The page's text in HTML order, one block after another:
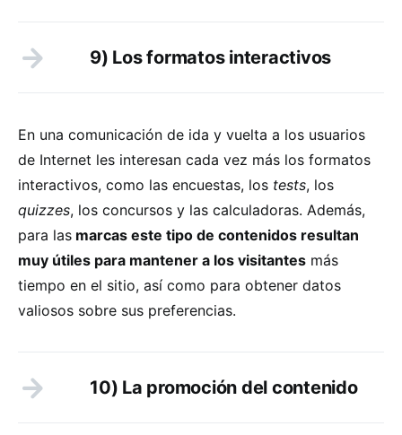
9) Los formatos interactivos
En una comunicación de ida y vuelta a los usuarios
de Internet les interesan cada vez más los formatos
interactivos, como las encuestas, los tests, los
quizzes, los concursos y las calculadoras. Además,
para las marcas este tipo de contenidos resultan
muy útiles para mantener a los visitantes más
tiempo en el sitio, así como para obtener datos
valiosos sobre sus preferencias.
10) La promoción del contenido